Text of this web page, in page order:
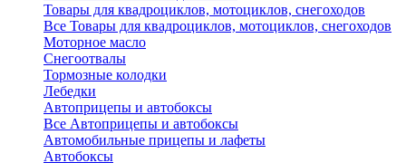
Товары для квадроциклов, мотоциклов, снегоходов
Все Товары для квадроциклов, мотоциклов, снегоходов
Моторное масло
Снегоотвалы
Тормозные колодки
Лебедки
Автоприцепы и автобоксы
Все Автоприцепы и автобоксы
Автомобильные прицепы и лафеты
Автобоксы